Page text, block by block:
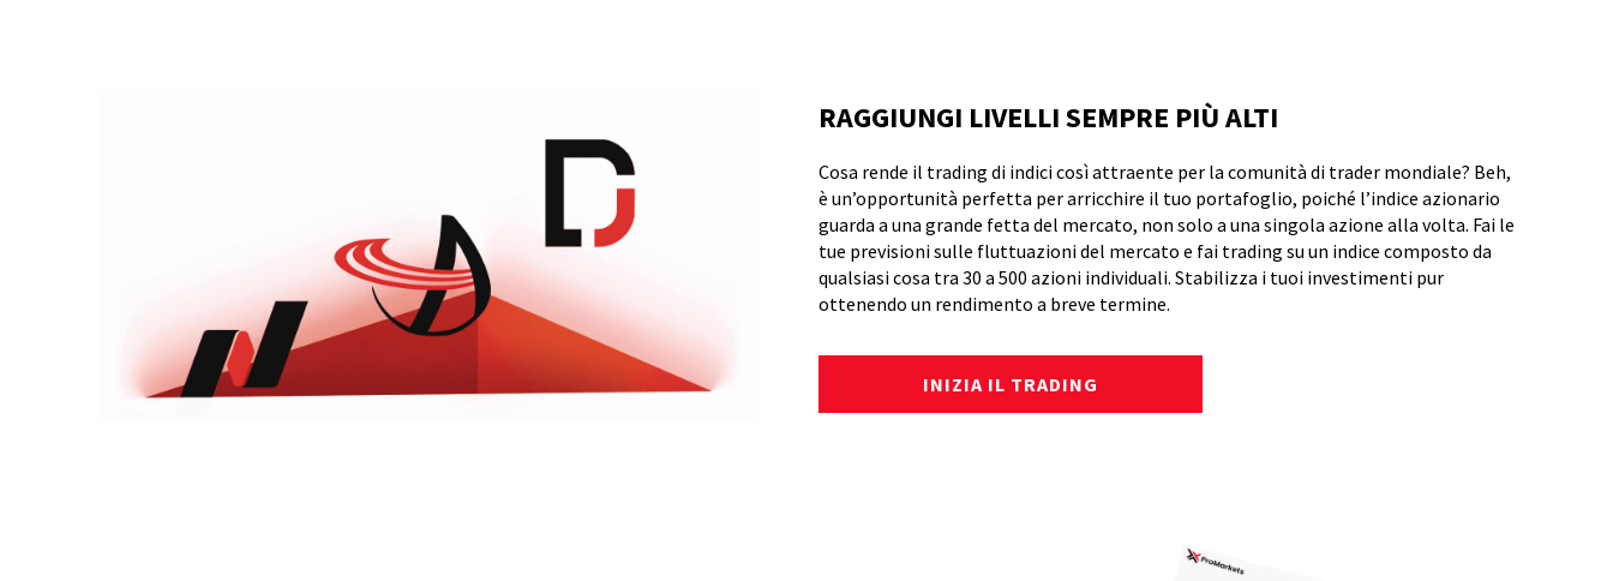
RAGGIUNGI LIVELLI SEMPRE PIÙ ALTI
Cosa rende il trading di indici così attraente per la comunità di trader mondiale? Beh,
è un’opportunità perfetta per arricchire il tuo portafoglio, poiché l’indice azionario
guarda a una grande fetta del mercato, non solo a una singola azione alla volta. Fai le
tue previsioni sulle fluttuazioni del mercato e fai trading su un indice composto da
qualsiasi cosa tra 30 a 500 azioni individuali. Stabilizza i tuoi investimenti pur
ottenendo un rendimento a breve termine.
INIZIA IL TRADING